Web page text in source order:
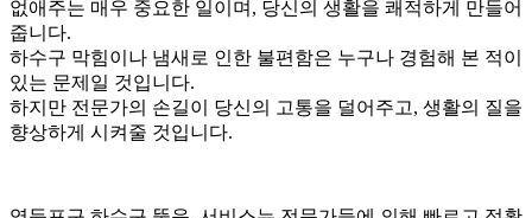
없애주는 매우 중요한 일이며, 당신의 생활을 쾌적하게 만들어
줍니다.
하수구 막힘이나 냄새로 인한 불편함은 누구나 경험해 본 적이
있는 문제일 것입니다.
하지만 전문가의 손길이 당신의 고통을 덜어주고, 생활의 질을
향상하게 시켜줄 것입니다.